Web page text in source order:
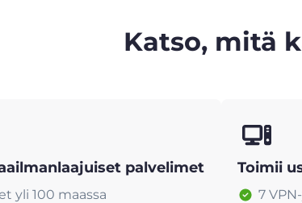
Katso, mitä
palvelimet
yli 100 maassa
Toimii
7